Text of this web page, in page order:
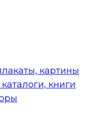
картины
книги